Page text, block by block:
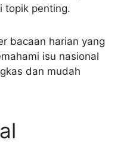
topik penting.
bacaan harian yang
isu nasional
dan mudah